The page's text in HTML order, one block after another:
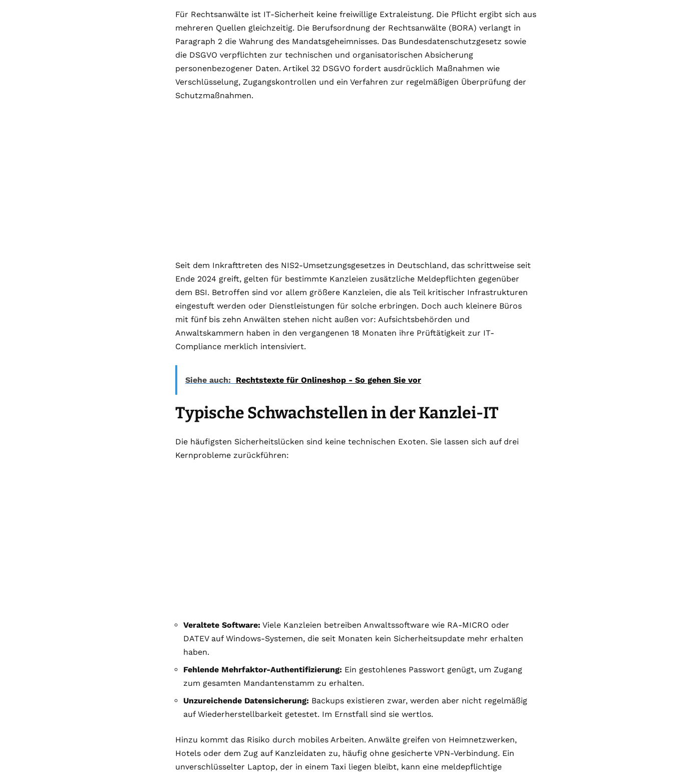
Für Rechtsanwälte ist IT-Sicherheit keine freiwillige Extraleistung. Die Pflicht ergibt sich aus
mehreren Quellen gleichzeitig. Die Berufsordnung der Rechtsanwälte (BORA) verlangt in
Paragraph 2 die Wahrung des Mandatsgeheimnisses. Das Bundesdatenschutzgesetz sowie
die DSGVO verpflichten zur technischen und organisatorischen Absicherung
personenbezogener Daten. Artikel 32 DSGVO fordert ausdrücklich Maßnahmen wie
Verschlüsselung, Zugangskontrollen und ein Verfahren zur regelmäßigen Überprüfung der
Schutzmaßnahmen.
Seit dem Inkrafttreten des NIS2-Umsetzungsgesetzes in Deutschland, das schrittweise seit
Ende 2024 greift, gelten für bestimmte Kanzleien zusätzliche Meldepflichten gegenüber
dem BSI. Betroffen sind vor allem größere Kanzleien, die als Teil kritischer Infrastrukturen
eingestuft werden oder Dienstleistungen für solche erbringen. Doch auch kleinere Büros
mit fünf bis zehn Anwälten stehen nicht außen vor: Aufsichtsbehörden und
Anwaltskammern haben in den vergangenen 18 Monaten ihre Prüftätigkeit zur IT-
Compliance merklich intensiviert.
Siehe auch: Rechtstexte für Onlineshop - So gehen Sie vor
Typische Schwachstellen in der Kanzlei-IT
Die häufigsten Sicherheitslücken sind keine technischen Exoten. Sie lassen sich auf drei
Kernprobleme zurückführen:
Veraltete Software: Viele Kanzleien betreiben Anwaltssoftware wie RA-MICRO oder
DATEV auf Windows-Systemen, die seit Monaten kein Sicherheitsupdate mehr erhalten
haben.
Fehlende Mehrfaktor-Authentifizierung: Ein gestohlenes Passwort genügt, um Zugang
zum gesamten Mandantenstamm zu erhalten.
Unzureichende Datensicherung: Backups existieren zwar, werden aber nicht regelmäßig
auf Wiederherstellbarkeit getestet. Im Ernstfall sind sie wertlos.
Hinzu kommt das Risiko durch mobiles Arbeiten. Anwälte greifen von Heimnetzwerken,
Hotels oder dem Zug auf Kanzleidaten zu, häufig ohne gesicherte VPN-Verbindung. Ein
unverschlüsselter Laptop, der in einem Taxi liegen bleibt, kann eine meldepflichtige